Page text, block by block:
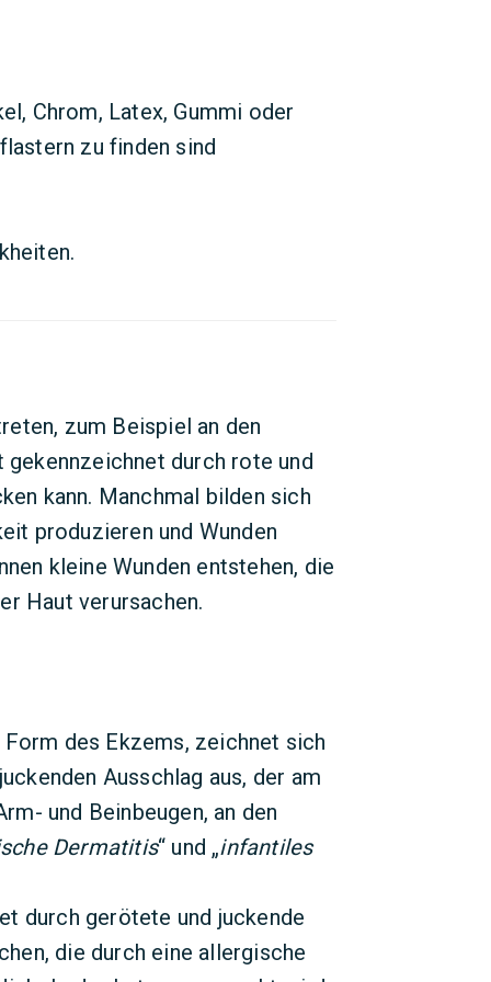
Chrom, Latex, Gummi oder
zu finden sind
zum Beispiel an den
gekennzeichnet durch rote und
kann. Manchmal bilden sich
produzieren und Wunden
kleine Wunden entstehen, die
Haut verursachen.
des Ekzems, zeichnet sich
Ausschlag aus, der am
und Beinbeugen, an den
Dermatitis“ und „infantiles
durch gerötete und juckende
die durch eine allergische